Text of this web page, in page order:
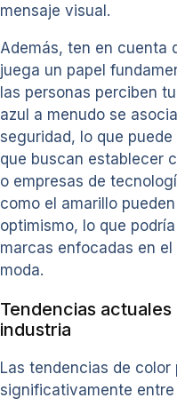
mensaje visual.
Además, ten en cuenta
juega un papel
las personas perciben
azul a menudo se
seguridad, lo que
que buscan establecer
o empresas de
como el amarillo
optimismo, lo que
marcas enfocadas en
moda.
Tendencias
industria
Las tendencias de color
significativamente